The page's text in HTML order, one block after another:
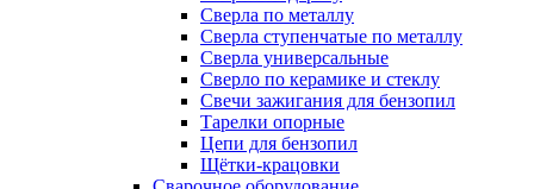
Сверла по металлу
Сверла ступенчатые по металлу
Сверла универсальные
Сверло по керамике и стеклу
Свечи зажигания для бензопил
Тарелки опорные
Цепи для бензопил
Щётки-крацовки